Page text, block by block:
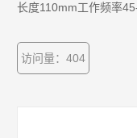
长度110mm工作频率
访问量：404